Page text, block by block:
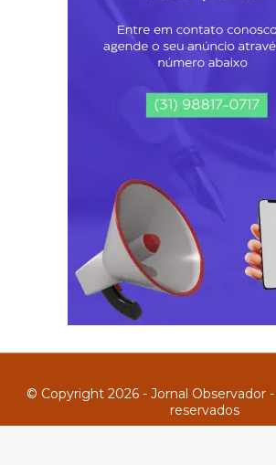
© Copyright 2026 - Jornal Observador
reservados